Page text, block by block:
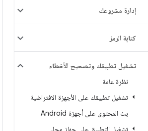
إدارة مشروعك
كتابة الرمز
تشغيل تطبيقك وتصحيح الأخطاء
نظرة عامة
تشغيل تطبيقك على الأجهزة الافتراضية
بث المحتوى على أجهزة Android
تشغيل التطبيق على جهاز محلي